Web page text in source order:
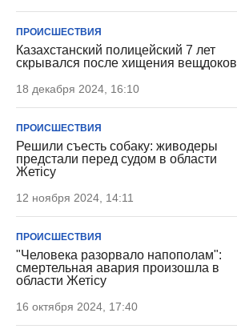
ПРОИСШЕСТВИЯ
Казахстанский полицейский 7 лет
скрывался после хищения вещдоков
18 декабря 2024, 16:10
ПРОИСШЕСТВИЯ
Решили съесть собаку: живодеры
предстали перед судом в области
Жетісу
12 ноября 2024, 14:11
ПРОИСШЕСТВИЯ
"Человека разорвало напополам":
смертельная авария произошла в
области Жетісу
16 октября 2024, 17:40